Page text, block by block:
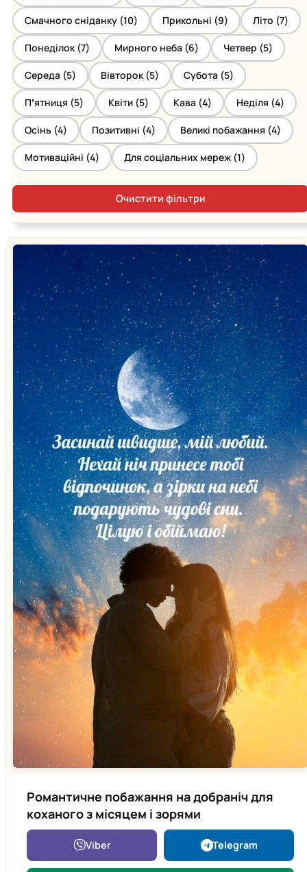
Смачного сніданку (10) Прикольні (9) Літо (7)
Понеділок (7) Мирного неба (6) Четвер (5)
Середа (5) Вівторок (5) Субота (5)
Пʼятниця (5) Квіти (5) Кава (4) Неділя (4)
Осінь (4) Позитивні (4) Великі побажання (4)
Мотиваційні (4) Для соціальних мереж (1)
Очистити фільтри
Романтичне побажання на добраніч для
коханого з місяцем і зорями
Viber Telegram